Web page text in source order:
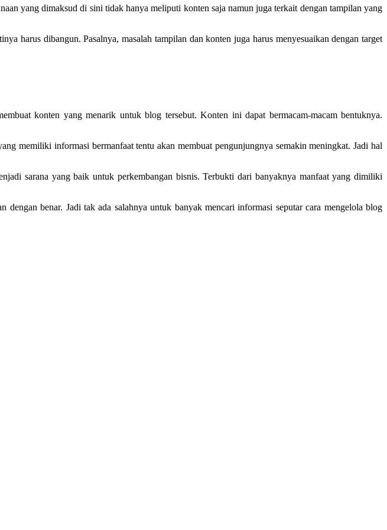
yang dimaksud di sini tidak hanya meliputi konten saja namun juga terkait dengan tampilan yang
harus dibangun. Pasalnya, masalah tampilan dan konten juga harus menyesuaikan dengan target
konten yang menarik untuk blog tersebut. Konten ini dapat bermacam-macam bentuknya.
memiliki informasi bermanfaat tentu akan membuat pengunjungnya semakin meningkat. Jadi hal
sarana yang baik untuk perkembangan bisnis. Terbukti dari banyaknya manfaat yang dimiliki
benar. Jadi tak ada salahnya untuk banyak mencari informasi seputar cara mengelola blog